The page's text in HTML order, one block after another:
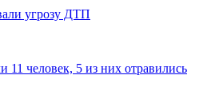
угрозу ДТП
11 человек, 5 из них отравились